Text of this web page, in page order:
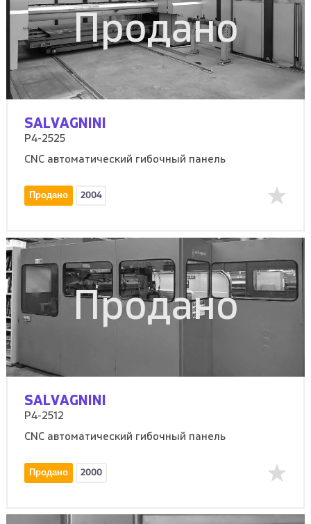
Продано
SALVAGNINI
P4-2525
CNC автоматический гибочный панель
Продано 2004
Продано
SALVAGNINI
P4-2512
CNC автоматический гибочный панель
Продано 2000